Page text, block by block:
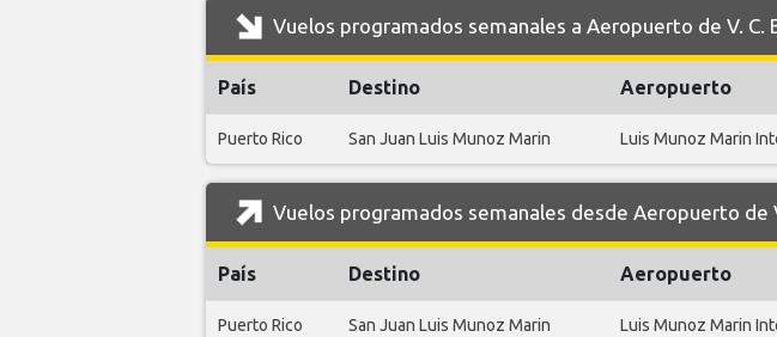
Vuelos programados semanales a Aeropuerto de V.
País Destino Aeropuerto
Puerto Rico San Juan Luis Munoz Marin Luis Munoz Marin
Vuelos programados semanales desde Aeropuerto
País Destino Aeropuerto
Puerto Rico San Juan Luis Munoz Marin Luis Munoz Marin